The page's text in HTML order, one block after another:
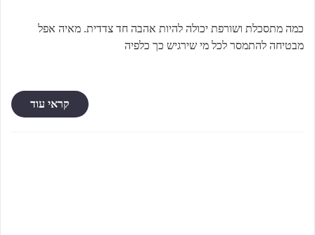
כמה מתסכלת ושורפת יכולה להיות אהבה חד צדדית. מאיה אפל
מבטיחה להתמסר לכל מי שירגיש כך כלפיה
קראי עוד